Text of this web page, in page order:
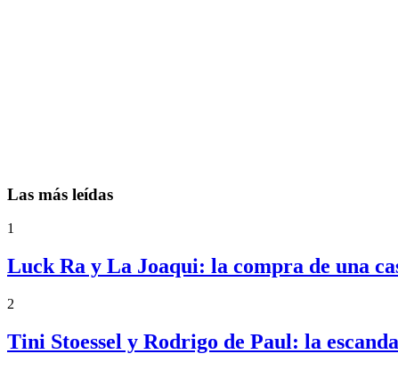
Las más leídas
1
Luck Ra y La Joaqui: la compra de una
2
Tini Stoessel y Rodrigo de Paul: la